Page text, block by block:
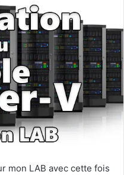
mon LAB avec cette fois